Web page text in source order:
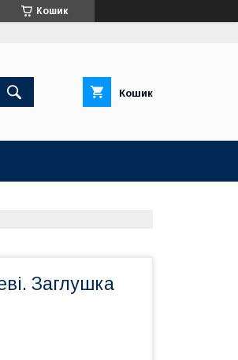
Кошик
Кошик
Заглушка